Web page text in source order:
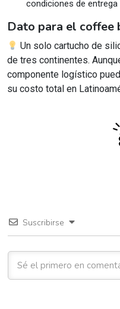
condiciones de entrega
Dato para el coffee
Un solo cartucho de
de tres continentes.
componente logístico
su costo total en
Suscribirse